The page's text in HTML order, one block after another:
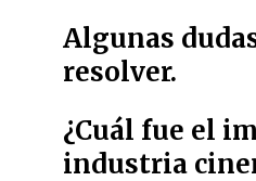
Algunas
resolver.
¿Cuál fue el
industria